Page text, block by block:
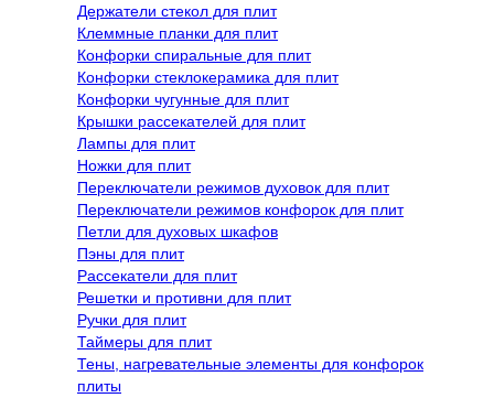
Держатели стекол для плит
Клеммные планки для плит
Конфорки спиральные для плит
Конфорки стеклокерамика для плит
Конфорки чугунные для плит
Крышки рассекателей для плит
Лампы для плит
Ножки для плит
Переключатели режимов духовок для плит
Переключатели режимов конфорок для плит
Петли для духовых шкафов
Пэны для плит
Рассекатели для плит
Решетки и противни для плит
Ручки для плит
Таймеры для плит
Тены, нагревательные элементы для конфорок
плиты